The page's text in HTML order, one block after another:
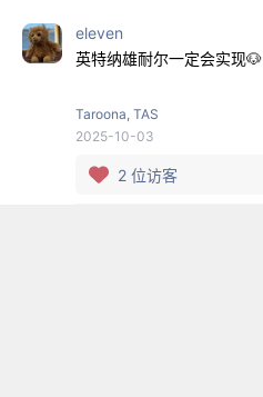
eleven
英特纳雄耐尔一定会实现🐶
Taroona, TAS
2025-10-03
2 位访客